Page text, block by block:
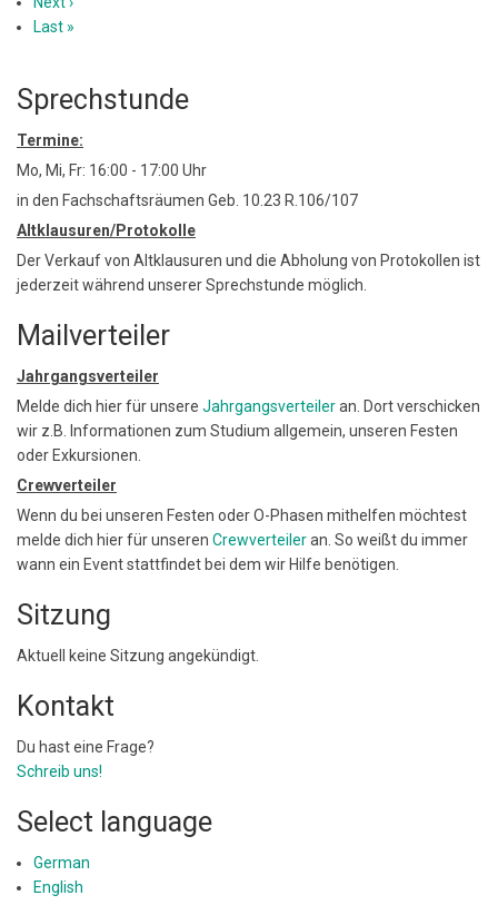
Seite
Letzte
Last »
Sprechstunde
Termine:
Mo, Mi, Fr: 16:00 - 17:00 Uhr
in den Fachschaftsräumen Geb. 10.23 R.106/107
Altklausuren/Protokolle
Der Verkauf von Altklausuren und die Abholung von Protokollen ist
jederzeit während unserer Sprechstunde möglich.
Mailverteiler
Jahrgangsverteiler
Melde dich hier für unsere Jahrgangsverteileran. Dort verschicken
wir z.B. Informationen zum Studium allgemein, unseren Festen
oder Exkursionen.
Crewverteiler
Wenn du bei unseren Festen oder O-Phasen mithelfen möchtest
melde dich hier für unseren Crewverteileran. So weißt du immer
wann ein Event stattfindet bei dem wir Hilfe benötigen.
Sitzung
Aktuell keine Sitzung angekündigt.
Kontakt
Du hast eine Frage?
Schreib uns!
Select language
German
English